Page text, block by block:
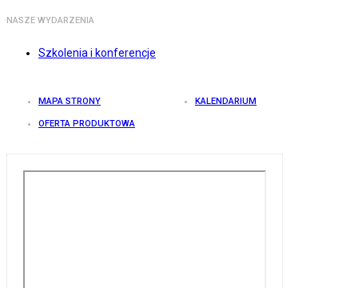
NASZE WYDARZENIA
Szkolenia i konferencje
MAPA STRONY KALENDARIUM
OFERTA PRODUKTOWA